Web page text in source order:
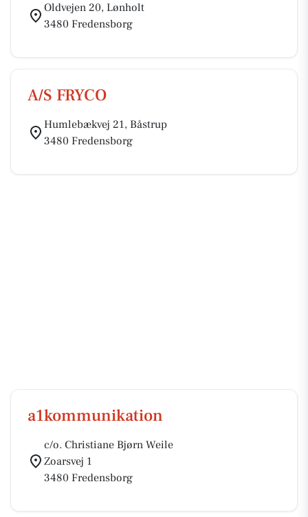
Oldvejen 20, Lønholt
3480 Fredensborg
A/S FRYCO
Humlebækvej 21, Båstrup
3480 Fredensborg
a1kommunikation
c/o. Christiane Bjørn Weile
Zoarsvej 1
3480 Fredensborg